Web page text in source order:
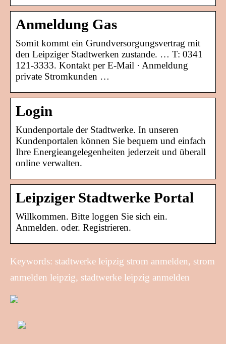
Anmeldung Gas
Somit kommt ein Grundversorgungsvertrag mit
den Leipziger Stadtwerken zustande. … T: 0341
121-3333. Kontakt per E-Mail · Anmeldung
private Stromkunden …
Login
Kundenportale der Stadtwerke. In unseren
Kundenportalen können Sie bequem und einfach
Ihre Energieangelegenheiten jederzeit und überall
online verwalten.
Leipziger Stadtwerke Portal
Willkommen. Bitte loggen Sie sich ein.
Anmelden. oder. Registrieren.
Keywords: stadtwerke leipzig strom anmelden, strom
anmelden leipzig, stadtwerke leipzig anmelden